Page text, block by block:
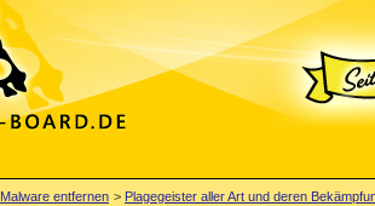
Malware entfernen > Plagegeister aller Art und deren